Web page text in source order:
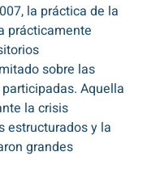
la práctica de la
prácticamente
sobre las
Aquella
la crisis
estructurados y la
grandes